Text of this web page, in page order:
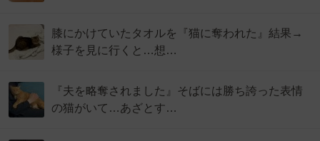
膝にかけていたタオルを『猫に奪われた』結果→
様子を見に行くと…想…
『夫を略奪されました』そばには勝ち誇った表情
の猫がいて…あざとす…